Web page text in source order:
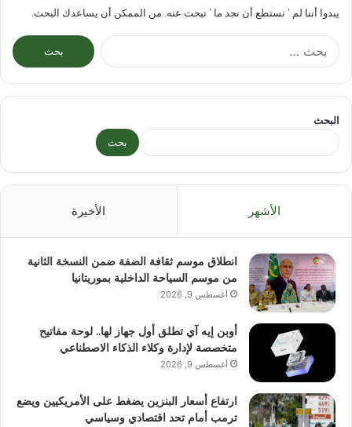
يبدوا أننا لم ’ نستطع أن نجد ما ’ تبحث عنه. من الممكن أن يساعدك البحث.
البحث
عن:
البحث
بحث
الأشهر الأخيرة
انطلاق موسم ثقافة الضفة ضمن النسخة الثانية
من موسم السياحة الداخلية بموريتانيا
أغسطس 9, 2026
أوبن إيه آي تطلق أول جهاز لها.. لوحة مفاتيح
متخصصة لإدارة وكلاء الذكاء الاصطناعي
أغسطس 9, 2026
ارتفاع أسعار البنزين يضغط على الأمريكيين ويضع
ترمب أمام تحد اقتصادي وسياسي